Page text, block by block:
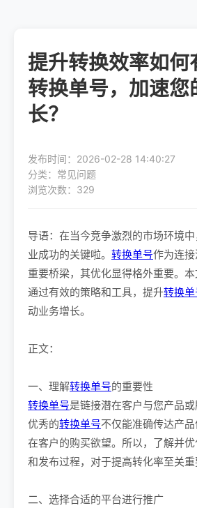
提升转换效率如何
转换单号，加速您
长？
发布时间：2026-02-28 14:40:27
分类：常见问题
浏览次数：329
导语：在当今竞争激烈的市场环境
业成功的关键啦。 转换单号作为连
重要桥梁，其优化显得格外重要。
通过有效的策略和工具，提升转换单
动业务增长。
正文：
一、理解转换单号的重要性
转换单号是链接潜在客户与您产品
优秀的转换单号不仅能准确传达产
在客户的购买欲望。所以，了解并
和发布过程，对于提高转化率至关重
二、选择合适的平台进行推广